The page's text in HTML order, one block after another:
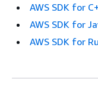
AWS SDK for
AWS SDK for
AWS SDK for